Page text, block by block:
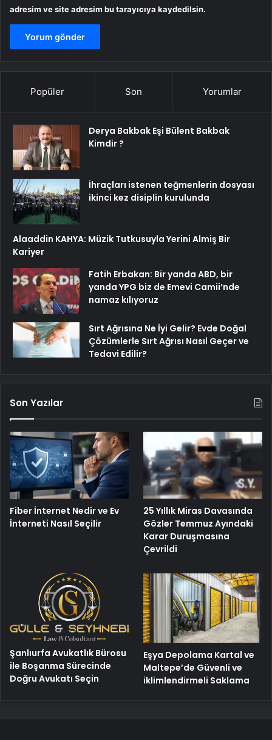
adresim ve site adresim bu tarayıcıya kaydedilsin.
Popüler Son Yorumlar
Derya Bakbak Eşi Bülent Bakbak
Kimdir ?
İhraçları istenen teğmenlerin dosyası
ikinci kez disiplin kurulunda
Alaaddin KAHYA: Müzik Tutkusuyla Yerini Almiş Bir
Kariyer
Fatih Erbakan: Bir yanda ABD, bir
yanda YPG biz de Emevi Camii’nde
namaz kılıyoruz
Sırt Ağrısına Ne İyi Gelir? Evde Doğal
Çözümlerle Sırt Ağrısı Nasıl Geçer ve
Tedavi Edilir?
Son Yazılar
Fiber İnternet Nedir ve Ev
İnterneti Nasıl Seçilir
25 Yıllık Miras Davasında
Gözler Temmuz Ayındaki
Karar Duruşmasına
Çevrildi
Şanlıurfa Avukatlık Bürosu
ile Boşanma Sürecinde
Doğru Avukatı Seçin
Eşya Depolama Kartal ve
Maltepe’de Güvenli ve
iklimlendirmeli Saklama